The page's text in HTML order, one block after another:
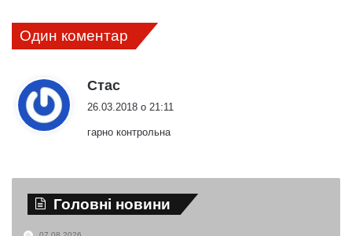
Один коментар
Стас
26.03.2018 о 21:11
гарно контрольна
Головні новини